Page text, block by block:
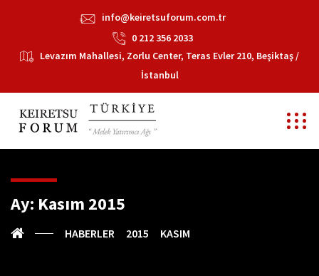
info@keiretsuforum.com.tr
0 212 356 2033
Levazım Mahallesi, Zorlu Center, Teras Evler 210, Beşiktaş /
İstanbul
Ay: Kasım 2015
HABERLER 2015 KASIM